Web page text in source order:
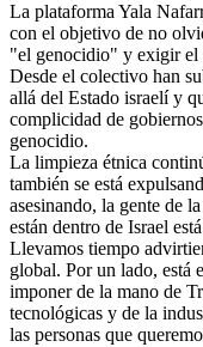
La plataforma Yala
con el objetivo de no
"el genocidio" y exigir el
Desde el colectivo han
allá del Estado israelí y
complicidad de
genocidio.
La limpieza étnica
también se está
asesinando, la gente de
están dentro de Israel
Llevamos tiempo
global. Por un lado, está
imponer de la mano de
tecnológicas y de la
las personas que